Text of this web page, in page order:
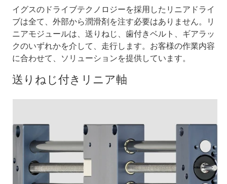
イグスのドライブテクノロジーを採用したリニアドライ
ブは全て、外部から潤滑剤を注す必要はありません。リ
ニアモジュールは、送りねじ、歯付きベルト、ギアラッ
クのいずれかを介して、走行します。お客様の作業内容
に合わせて、ソリューションを提供しています。
送りねじ付きリニア軸